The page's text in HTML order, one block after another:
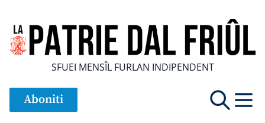
SFUEI MENSÎL FURLAN INDIPENDENT
Aboniti